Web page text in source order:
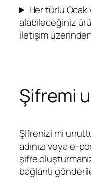
Her türlü Ocak
alabileceğiniz
iletişim
Şifremi
Şifrenizi mi
adınızı veya e-
şifre
bağlantı